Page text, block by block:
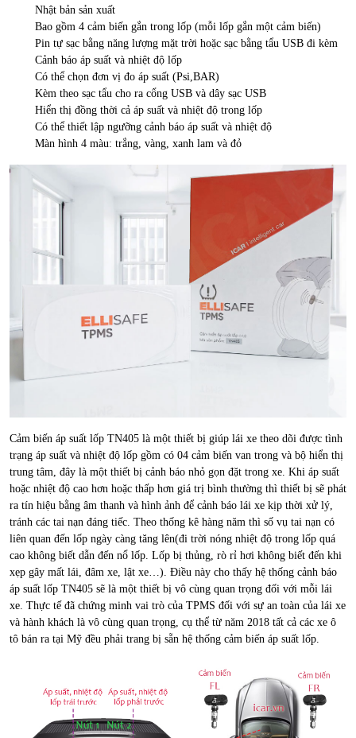
Nhật bản sản xuất
Bao gồm 4 cảm biến gắn trong lốp (mỗi lốp gắn một cảm biến)
Pin tự sạc bằng năng lượng mặt trời hoặc sạc bằng tẩu USB đi kèm
Cảnh báo áp suất và nhiệt độ lốp
Có thể chọn đơn vị đo áp suất (Psi,BAR)
Kèm theo sạc tẩu cho ra cổng USB và dây sạc USB
Hiển thị đồng thời cả áp suất và nhiệt độ trong lốp
Có thể thiết lập ngưỡng cảnh báo áp suất và nhiệt độ
Màn hình 4 màu: trắng, vàng, xanh lam và đỏ
Cảm biến áp suất lốp TN405 là một thiết bị giúp lái xe theo dõi được tình
trạng áp suất và nhiệt độ lốp gồm có 04 cảm biến van trong và bộ hiển thị
trung tâm, đây là một thiết bị cảnh báo nhỏ gọn đặt trong xe. Khi áp suất
hoặc nhiệt độ cao hơn hoặc thấp hơn giá trị bình thường thì thiết bị sẽ phát
ra tín hiệu bằng âm thanh và hình ảnh để cảnh báo lái xe kịp thời xử lý,
tránh các tai nạn đáng tiếc. Theo thống kê hàng năm thì số vụ tai nạn có
liên quan đến lốp ngày càng tăng lên(đi trời nóng nhiệt độ trong lốp quá
cao không biết dẫn đến nổ lốp. Lốp bị thủng, rò rỉ hơi không biết đến khi
xẹp gây mất lái, đâm xe, lật xe…). Điều này cho thấy hệ thống cảnh báo
áp suất lốp TN405 sẽ là một thiết bị vô cùng quan trọng đối với mỗi lái
xe. Thực tế đã chứng minh vai trò của TPMS đối với sự an toàn của lái xe
và hành khách là vô cùng quan trọng, cụ thể từ năm 2018 tất cả các xe ô
tô bán ra tại Mỹ đều phải trang bị sẵn hệ thống cảm biến áp suất lốp.